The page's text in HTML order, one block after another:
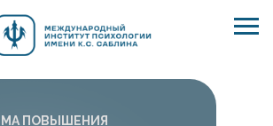
ПОВЫШЕНИЯ